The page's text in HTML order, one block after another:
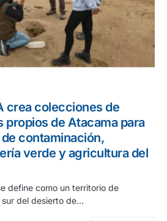
crea colecciones de
de Atacama para
contaminación,
verde y agricultura del
define como un territorio de
del desierto de…